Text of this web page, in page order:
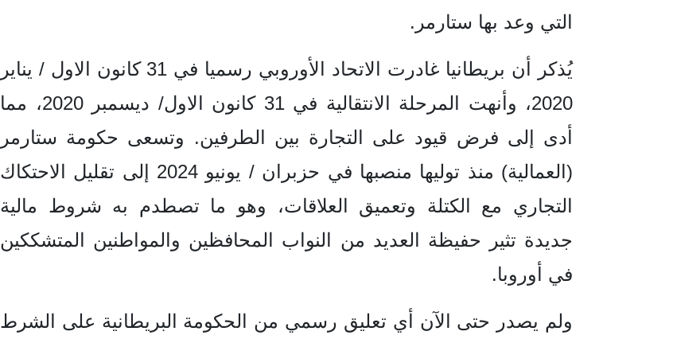
التي وعد بها ستارمر.
يُذكر أن بريطانيا غادرت الاتحاد الأوروبي رسميا في 31 كانون الاول / يناير
2020، وأنهت المرحلة الانتقالية في 31 كانون الاول/ ديسمبر 2020، مما
أدى إلى فرض قيود على التجارة بين الطرفين. وتسعى حكومة ستارمر
(العمالية) منذ توليها منصبها في حزبران / يونيو 2024 إلى تقليل الاحتكاك
التجاري مع الكتلة وتعميق العلاقات، وهو ما تصطدم به شروط مالية
جديدة تثير حفيظة العديد من النواب المحافظين والمواطنين المتشككين
في أوروبا.
ولم يصدر حتى الآن أي تعليق رسمي من الحكومة البريطانية على الشرط